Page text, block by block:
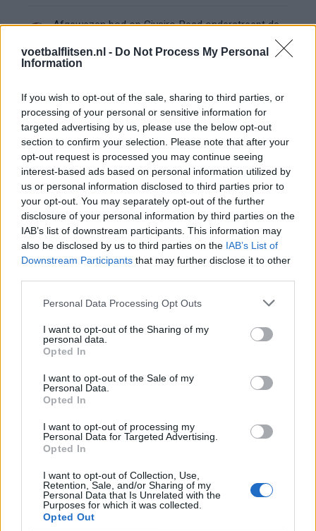
voetbalflitsen.nl - Do Not Process My Personal
Information
If you wish to opt-out of the sale, sharing to third parties, or
processing of your personal or sensitive information for
targeted advertising by us, please use the below opt-out
section to confirm your selection. Please note that after your
opt-out request is processed you may continue seeing
interest-based ads based on personal information utilized by
us or personal information disclosed to third parties prior to
your opt-out. You may separately opt-out of the further
disclosure of your personal information by third parties on the
IAB’s list of downstream participants. This information may
also be disclosed by us to third parties on the IAB’s List of
Downstream Participants that may further disclose it to other
Personal Data Processing Opt Outs
I want to opt-out of the Sharing of my
personal data.
Opted In
I want to opt-out of the Sale of my
Personal Data.
Opted In
I want to opt-out of processing my
Personal Data for Targeted Advertising.
Opted In
I want to opt-out of Collection, Use,
Retention, Sale, and/or Sharing of my
Personal Data that Is Unrelated with the
Purposes for which it was collected.
Opted Out
Afgewezen bod op Givairo Read onderstreept de
Staf Van Bronckhorst rond: nu nog de selectie
Feyenoord lost met nieuwe controleur direct
groot probleem van vorig seizoen op
Feyenoord begint voorbereiding overtuigend: zo
ziet de route naar de seizoensstart eruit
Feyenoord zoekt nieuwe nummer één na
dreigend vertrek Wellenreuther
Feyenoord doet voorstel aan beoogde nieuwe
eerste keeper
Saoedische topclub maakt werk van Hadj
Moussa: Feyenoord wacht op bod
Mats Deijl neemt definitief afscheid van
Deventer: Feyenoorder zet woning te koop